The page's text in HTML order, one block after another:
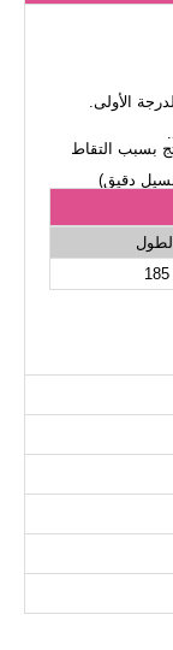
الأولى.
بسبب التقاط
الطول
185